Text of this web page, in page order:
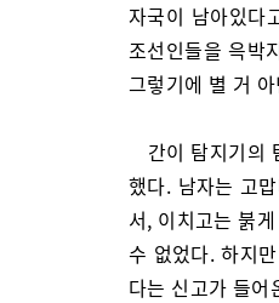
자국이 남아있다
조선인들을 윽박
그렇기에 별 거
간이 탐지기의
했다. 남자는 고
서, 이치고는 붉
수 없었다. 하지
다는 신고가 들